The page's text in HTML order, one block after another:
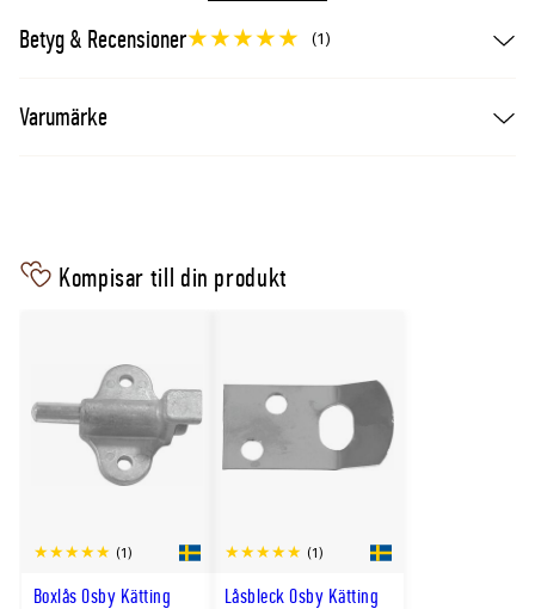
Betyg & Recensioner (1)
Varumärke
Kompisar till din produkt
Boxlås Osby Kätting
(1)
Låsbleck Osby Kätting
(1)